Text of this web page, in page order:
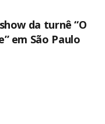
da turnê “O
em São Paulo